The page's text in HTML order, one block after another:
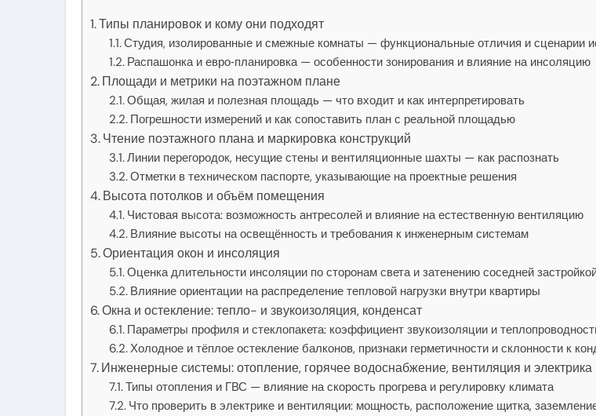
Типы планировок и кому они подходят
Студия, изолированные и смежные комнаты — функциональные отличия и сценарии
Распашонка и евро‑планировка — особенности зонирования и влияние на инсоляцию
Площади и метрики на поэтажном плане
Общая, жилая и полезная площадь — что входит и как интерпретировать
Погрешности измерений и как сопоставить план с реальной площадью
Чтение поэтажного плана и маркировка конструкций
Линии перегородок, несущие стены и вентиляционные шахты — как распознать
Отметки в техническом паспорте, указывающие на проектные решения
Высота потолков и объём помещения
Чистовая высота: возможность антресолей и влияние на естественную вентиляцию
Влияние высоты на освещённость и требования к инженерным системам
Ориентация окон и инсоляция
Оценка длительности инсоляции по сторонам света и затенению соседней
Влияние ориентации на распределение тепловой нагрузки внутри квартиры
Окна и остекление: тепло- и звукоизоляция, конденсат
Параметры профиля и стеклопакета: коэффициент звукоизоляции и
Холодное и тёплое остекление балконов, признаки герметичности и склонности к
Инженерные системы: отопление, горячее водоснабжение, вентиляция и электрика
Типы отопления и ГВС — влияние на скорость прогрева и регулировку климата
Что проверить в электрике и вентиляции: мощность, расположение щитка,